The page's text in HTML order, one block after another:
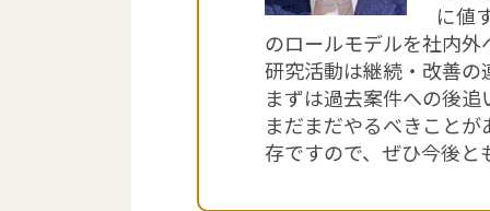
に値
のロールモデルを社内外
研究活動は継続・改善の
まずは過去案件への後
まだまだやるべきこと
存ですので、ぜひ今後と